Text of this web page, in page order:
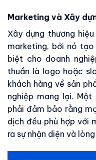
Marketing và Xây
Xây dựng thương
marketing, bởi nó
biệt cho doanh
thuần là logo hoặc
khách hàng về sản
nghiệp mang lại.
phải đảm bảo rằng
dịch đều phù hợp với
ra sự nhận diện và